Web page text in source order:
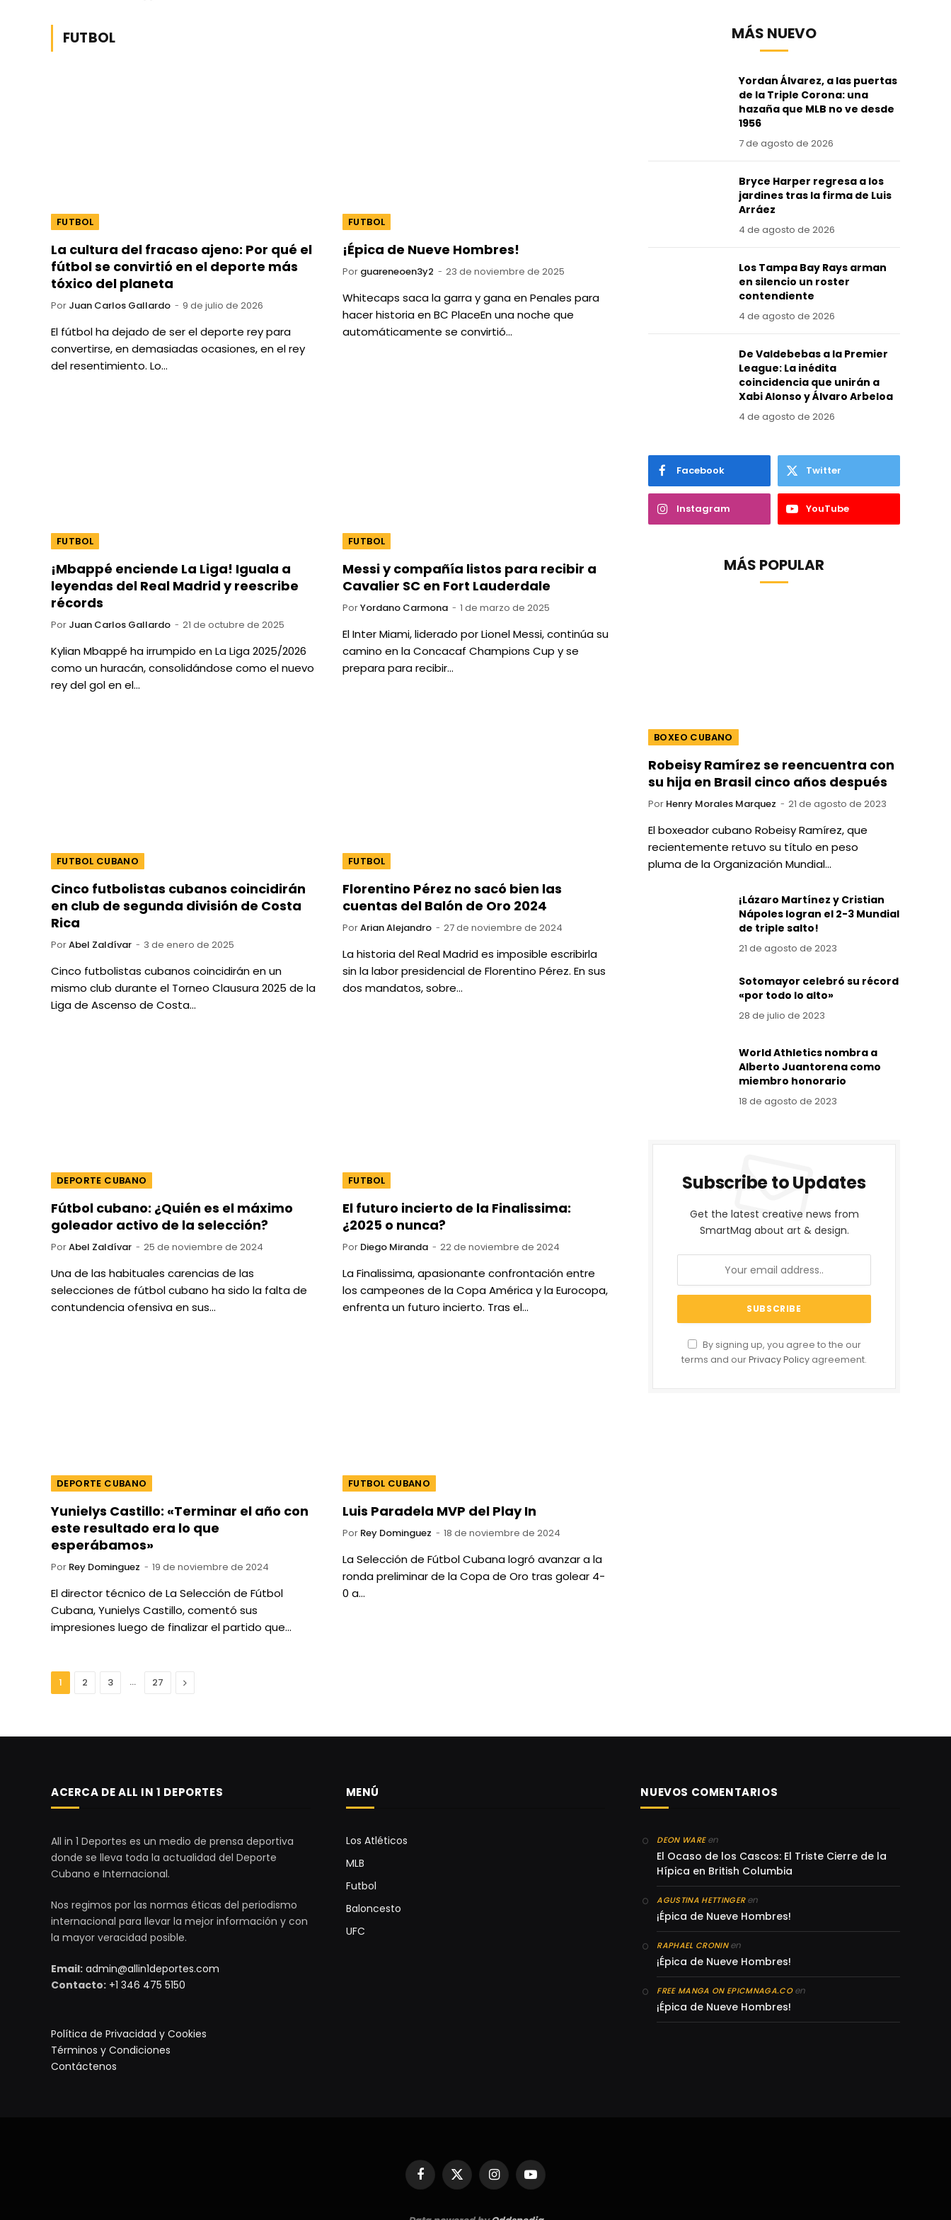
FUTBOL
FUTBOL
La cultura del fracaso ajeno: Por qué el
fútbol se convirtió en el deporte más
tóxico del planeta
Por Juan Carlos Gallardo 9 de julio de 2026
El fútbol ha dejado de ser el deporte rey para
convertirse, en demasiadas ocasiones, en el rey
del resentimiento. Lo…
FUTBOL
¡Épica de Nueve Hombres!
Por guareneoen3y2 23 de noviembre de 2025
Whitecaps saca la garra y gana en Penales para
hacer historia en BC PlaceEn una noche que
automáticamente se convirtió…
FUTBOL
¡Mbappé enciende La Liga! Iguala a
leyendas del Real Madrid y reescribe
récords
Por Juan Carlos Gallardo 21 de octubre de 2025
Kylian Mbappé ha irrumpido en La Liga 2025/2026
como un huracán, consolidándose como el nuevo
rey del gol en el…
FUTBOL
Messi y compañía listos para recibir a
Cavalier SC en Fort Lauderdale
PorYordano Carmona 1 de marzo de 2025
El Inter Miami, liderado por Lionel Messi, continúa su
camino en la Concacaf Champions Cup y se
prepara para recibir…
FUTBOL CUBANO
Cinco futbolistas cubanos coincidirán
en club de segunda división de Costa
Rica
PorAbel Zaldívar 3 de enero de 2025
Cinco futbolistas cubanos coincidirán en un
mismo club durante el Torneo Clausura 2025 de la
Liga de Ascenso de Costa…
FUTBOL
Florentino Pérez no sacó bien las
cuentas del Balón de Oro 2024
PorArian Alejandro 27 de noviembre de 2024
La historia del Real Madrid es imposible escribirla
sin la labor presidencial de Florentino Pérez. En sus
dos mandatos, sobre…
DEPORTE CUBANO
Fútbol cubano: ¿Quién es el máximo
goleador activo de la selección?
PorAbel Zaldívar 25 de noviembre de 2024
Una de las habituales carencias de las
selecciones de fútbol cubano ha sido la falta de
contundencia ofensiva en sus…
FUTBOL
El futuro incierto de la Finalissima:
¿2025 o nunca?
Por Diego Miranda 22 de noviembre de 2024
La Finalissima, apasionante confrontación entre
los campeones de la Copa América y la Eurocopa,
enfrenta un futuro incierto. Tras el…
DEPORTE CUBANO
Yunielys Castillo: «Terminar el año con
este resultado era lo que
esperábamos»
Por Rey Dominguez 19 de noviembre de 2024
El director técnico de La Selección de Fútbol
Cubana, Yunielys Castillo, comentó sus
impresiones luego de finalizar el partido que…
FUTBOL CUBANO
Luis Paradela MVP del Play In
Por Rey Dominguez 18 de noviembre de 2024
La Selección de Fútbol Cubana logró avanzar a la
ronda preliminar de la Copa de Oro tras golear 4-
0 a…
1 2 3 … 27 Next
MÁS NUEVO
Yordan Álvarez, a las puertas
de la Triple Corona: una
hazaña que MLB no ve desde
1956
7 de agosto de 2026
Bryce Harper regresa a los
jardines tras la firma de Luis
Arráez
4 de agosto de 2026
Los Tampa Bay Rays arman
en silencio un roster
contendiente
4 de agosto de 2026
De Valdebebas a la Premier
League: La inédita
coincidencia que unirán a
Xabi Alonso y Álvaro Arbeloa
4 de agosto de 2026
Facebook Twitter
Instagram YouTube
MÁS POPULAR
BOXEO CUBANO
Robeisy Ramírez se reencuentra con
su hija en Brasil cinco años después
Por Henry Morales Marquez 21 de agosto de 2023
El boxeador cubano Robeisy Ramírez, que
recientemente retuvo su título en peso
pluma de la Organización Mundial…
¡Lázaro Martínez y Cristian
Nápoles logran el 2-3 Mundial
de triple salto!
21 de agosto de 2023
Sotomayor celebró su récord
«por todo lo alto»
28 de julio de 2023
World Athletics nombra a
Alberto Juantorena como
miembro honorario
18 de agosto de 2023
Subscribe to Updates
Get the latest creative news from
SmartMag about art & design.
By signing up, you agree to the our
terms and ourPrivacy Policy agreement.
ACERCA DE ALL IN 1 DEPORTES
All in 1 Deportes es un medio de prensa deportiva
donde se lleva toda la actualidad del Deporte
Cubano e Internacional.
Nos regimos por las normas éticas del periodismo
internacional para llevar la mejor información y con
la mayor veracidad posible.
Email: admin@allin1deportes.com
Contacto: +1 346 475 5150
Política de Privacidad y Cookies
Términos y Condiciones
Contáctenos
MENÚ
Los Atléticos
MLB
Futbol
Baloncesto
UFC
NUEVOS COMENTARIOS
DEON WAREen
El Ocaso de los Cascos: El Triste Cierre de la
Hípica en British Columbia
AGUSTINA HETTINGERen
¡Épica de Nueve Hombres!
RAPHAEL CRONINen
¡Épica de Nueve Hombres!
FREE MANGA ON EPICMNAGA.COen
¡Épica de Nueve Hombres!
Facebook
X
(Twitter)
InstagramYouTube